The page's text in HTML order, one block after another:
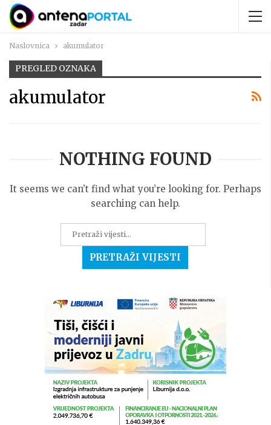
Naslovnica akumulator
PREGLED OZNAKA
akumulator
NOTHING FOUND
It seems we can’t find what you’re looking for. Perhaps
searching can help.